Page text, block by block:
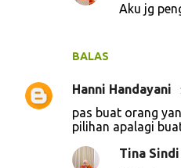
BALAS
Aku jg
Hanni Handayani
pas buat orang
pilihan apalagi
Tina Sindi